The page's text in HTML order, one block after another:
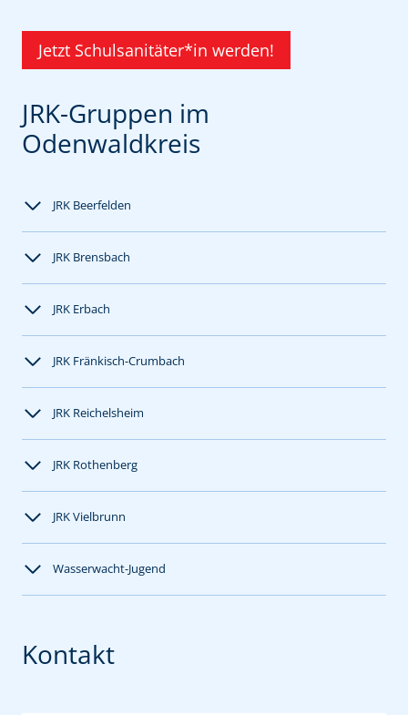
Jetzt Schulsanitäter*in werden!
JRK-Gruppen im
Odenwaldkreis
JRK Beerfelden
JRK Brensbach
JRK Erbach
JRK Fränkisch-Crumbach
JRK Reichelsheim
JRK Rothenberg
JRK Vielbrunn
Wasserwacht-Jugend
Kontakt